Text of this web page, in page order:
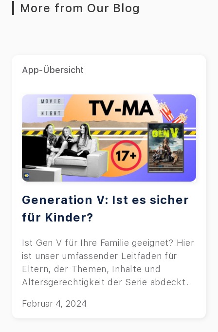
More from Our Blog
App-Übersicht
Generation V: Ist es sicher
für Kinder?
Ist Gen V für Ihre Familie geeignet? Hier
ist unser umfassender Leitfaden für
Eltern, der Themen, Inhalte und
Altersgerechtigkeit der Serie abdeckt.
Februar 4, 2024